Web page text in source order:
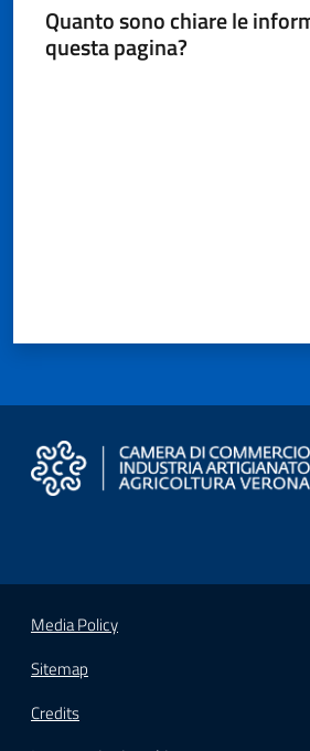
Impresa
Digitale
Seguici
Quanto sono chiare le
questa pagina?
Media Policy
Sitemap
Credits